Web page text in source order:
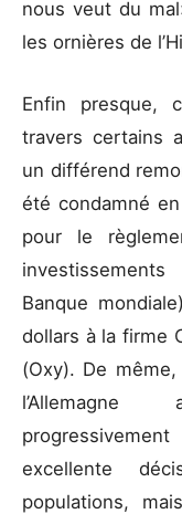
nous veut du
les ornières de
Enfin presque,
travers certains
un différend
été condamné
pour le
Banque
dollars à la firme
(Oxy). De
l’Allemagne
excellente
populations,